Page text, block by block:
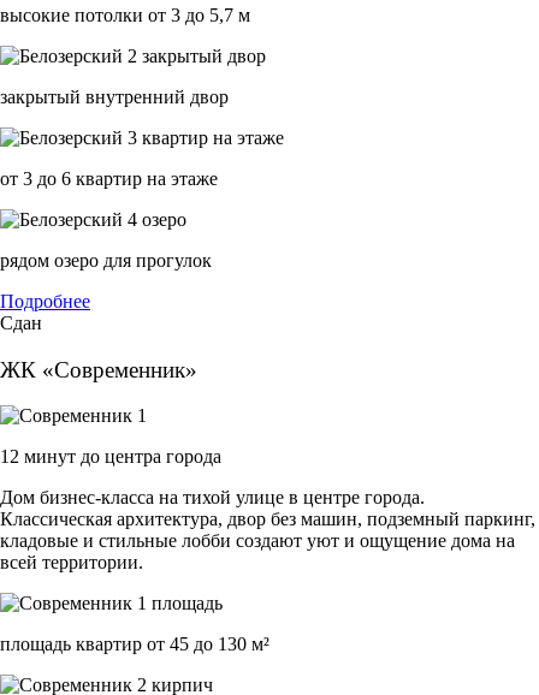
высокие потолки от 3 до 5,7 м
закрытый внутренний двор
от 3 до 6 квартир на этаже
рядом озеро для прогулок
Подробнее
Сдан
ЖК «Современник»
12 минут до центра города
Дом бизнес-класса на тихой улице в центре города.
Классическая архитектура, двор без машин, подземный паркинг,
кладовые и стильные лобби создают уют и ощущение дома на
всей территории.
площадь квартир от 45 до 130 м²